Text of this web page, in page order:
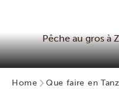
Pêche au gros à
Home
Que faire en